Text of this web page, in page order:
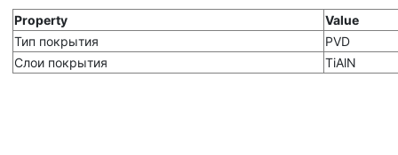
Property
Value
Тип покрытия
PVD
Слои покрытия
TiAlN